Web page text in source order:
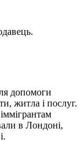
допомоги
житла і послуг.
в Лондоні,